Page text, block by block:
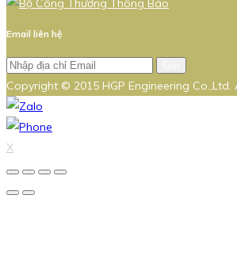
Email liên hệ
Copyright © 2015 HGP Engineering Co.,Ltd.
X